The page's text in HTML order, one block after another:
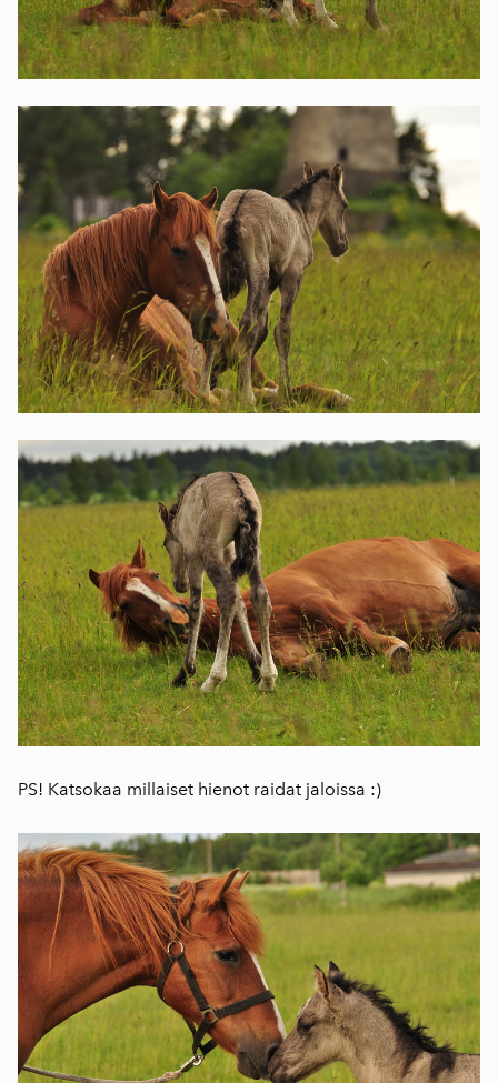
PS! Katsokaa millaiset hienot raidat jaloissa :)